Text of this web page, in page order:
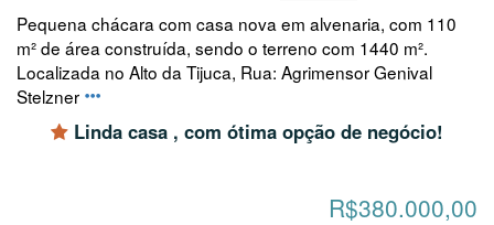
Pequena chácara com casa nova em alvenaria, com 110
m² de área construída, sendo o terreno com 1440 m².
Localizada no Alto da Tijuca, Rua: Agrimensor Genival
Stelzner
Linda casa , com ótima opção de negócio!
R$380.000,00